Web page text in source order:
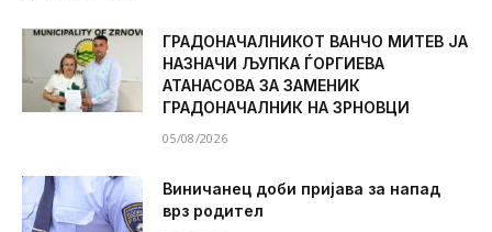
ГРАДОНАЧАЛНИКОТ ВАНЧО МИТЕВ ЈА
НАЗНАЧИ ЉУПКА ЃОРГИЕВА
АТАНАСОВА ЗА ЗАМЕНИК
ГРАДОНАЧАЛНИК НА ЗРНОВЦИ
05/08/2026
Виничанец доби пријава за напад
врз родител